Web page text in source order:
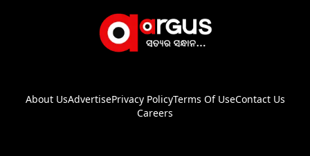
About UsAdvertisePrivacy PolicyTerms Of UseContact Us
Careers